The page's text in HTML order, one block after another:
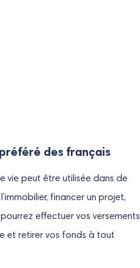
des français
vie peut être utilisée dans de
financer un projet,
effectuer vos versements
et retirer vos fonds à tout